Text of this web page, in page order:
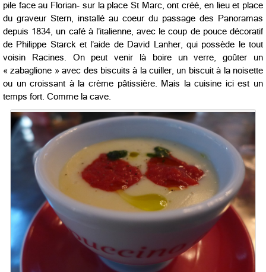
pile face au Florian- sur la place St Marc, ont créé, en lieu et place
du graveur Stern, installé au coeur du passage des Panoramas
depuis 1834, un café à l’italienne, avec le coup de pouce décoratif
de Philippe Starck et l’aide de David Lanher, qui possède le tout
voisin Racines. On peut venir là boire un verre, goûter un
« zabaglione » avec des biscuits à la cuiller, un biscuit à la noisette
ou un croissant à la crème pâtissière. Mais la cuisine ici est un
temps fort. Comme la cave.